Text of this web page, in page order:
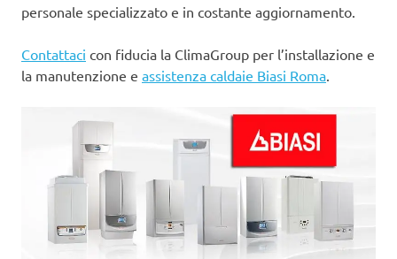
personale specializzato e in costante aggiornamento.
Contattaci con fiducia la ClimaGroup per l’installazione e
la manutenzione e assistenza caldaie Biasi Roma.